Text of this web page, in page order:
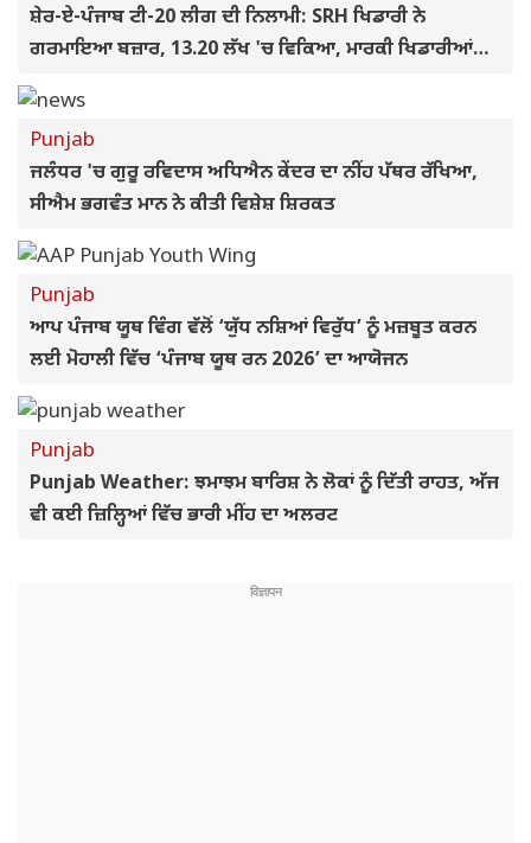
ਸ਼ੇਰ-ਏ-ਪੰਜਾਬ ਟੀ-20 ਲੀਗ ਦੀ ਨਿਲਾਮੀ: SRH ਖਿਡਾਰੀ ਨੇ
ਗਰਮਾਇਆ ਬਜ਼ਾਰ, 13.20 ਲੱਖ 'ਚ ਵਿਕਿਆ, ਮਾਰਕੀ ਖਿਡਾਰੀਆਂ
ਦੀਆਂ ਫੀਸਾਂ ਪਹਿਲਾਂ ਹੀ ਫਿਕਸ
Punjab
ਜਲੰਧਰ 'ਚ ਗੁਰੂ ਰਵਿਦਾਸ ਅਧਿਐਨ ਕੇਂਦਰ ਦਾ ਨੀਂਹ ਪੱਥਰ ਰੱਖਿਆ,
ਸੀਐਮ ਭਗਵੰਤ ਮਾਨ ਨੇ ਕੀਤੀ ਵਿਸ਼ੇਸ਼ ਸ਼ਿਰਕਤ
Punjab
ਆਪ ਪੰਜਾਬ ਯੂਥ ਵਿੰਗ ਵੱਲੋਂ ‘ਯੁੱਧ ਨਸ਼ਿਆਂ ਵਿਰੁੱਧ’ ਨੂੰ ਮਜ਼ਬੂਤ ​​ਕਰਨ
ਲਈ ਮੋਹਾਲੀ ਵਿੱਚ ‘ਪੰਜਾਬ ਯੂਥ ਰਨ 2026’ ਦਾ ਆਯੋਜਨ
Punjab
Punjab Weather: ਝਮਾਝਮ ਬਾਰਿਸ਼ ਨੇ ਲੋਕਾਂ ਨੂੰ ਦਿੱਤੀ ਰਾਹਤ, ਅੱਜ
ਵੀ ਕਈ ਜ਼ਿਲ੍ਹਿਆਂ ਵਿੱਚ ਭਾਰੀ ਮੀਂਹ ਦਾ ਅਲਰਟ